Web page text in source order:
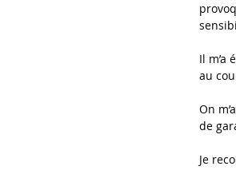
Il m’a
au
On
de
Je